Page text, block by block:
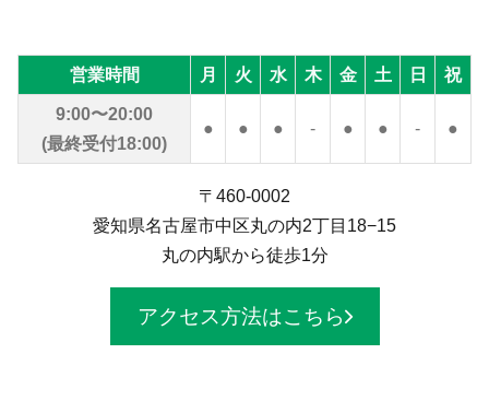
営業時間 月 火 水 木 金 土 日 祝
9:00〜20:00
(最終受付18:00)
● ● ● - ● ● - ●
〒460-0002
愛知県名古屋市中区丸の内2丁目18−15
丸の内駅から徒歩1分
アクセス方法はこちら